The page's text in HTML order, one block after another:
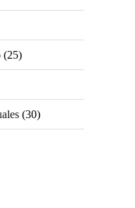
(25)
(30)